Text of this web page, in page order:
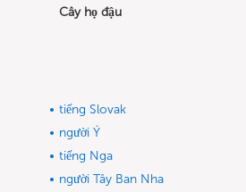
Cây họ đậu
tiếng Slovak
người Ý
tiếng Nga
người Tây Ban Nha